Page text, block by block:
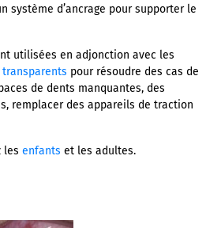
système d’ancrage pour supporter le
utilisées en adjonction avec les
pour résoudre des cas de
de dents manquantes, des
remplacer des appareils de traction
les enfants et les adultes.